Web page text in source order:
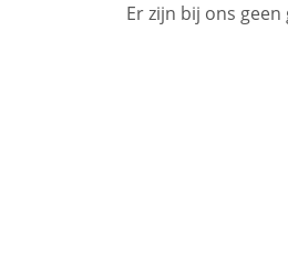
Er zijn bij ons